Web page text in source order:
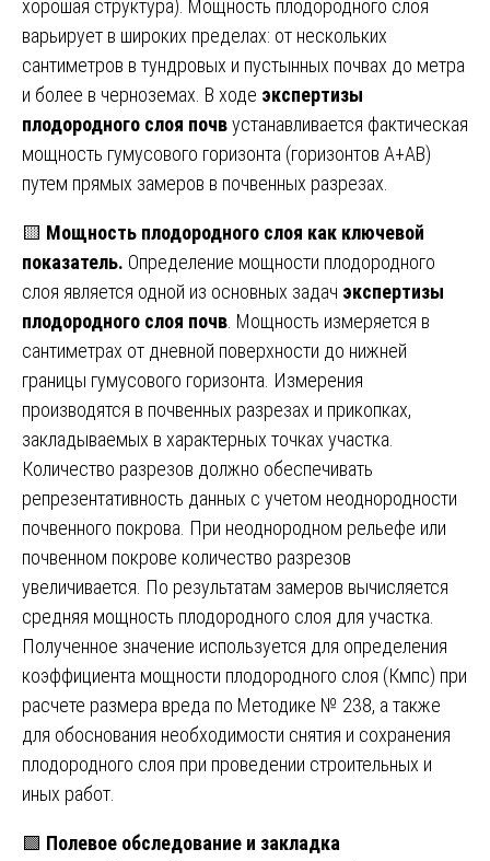
хорошая структура). Мощность плодородного слоя
варьирует в широких пределах: от нескольких
сантиметров в тундровых и пустынных почвах до метра
и более в черноземах. В ходе экспертизы
плодородного слоя почвустанавливается фактическая
мощность гумусового горизонта (горизонтов А+АВ)
путем прямых замеров в почвенных разрезах.
🟨 Мощность плодородного слоя как ключевой
показатель. Определение мощности плодородного
слоя является одной из основных задач экспертизы
плодородного слоя почв . Мощность измеряется в
сантиметрах от дневной поверхности до нижней
границы гумусового горизонта. Измерения
производятся в почвенных разрезах и прикопках,
закладываемых в характерных точках участка.
Количество разрезов должно обеспечивать
репрезентативность данных с учетом неоднородности
почвенного покрова. При неоднородном рельефе или
почвенном покрове количество разрезов
увеличивается. По результатам замеров вычисляется
средняя мощность плодородного слоя для участка.
Полученное значение используется для определения
коэффициента мощности плодородного слоя (Кмпс) при
расчете размера вреда по Методике № 238, а также
для обоснования необходимости снятия и сохранения
плодородного слоя при проведении строительных и
иных работ.
🟩 Полевое обследование и закладка